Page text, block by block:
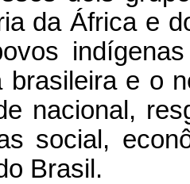
da África e
brasileira e o
nacional,
social,
Brasil.